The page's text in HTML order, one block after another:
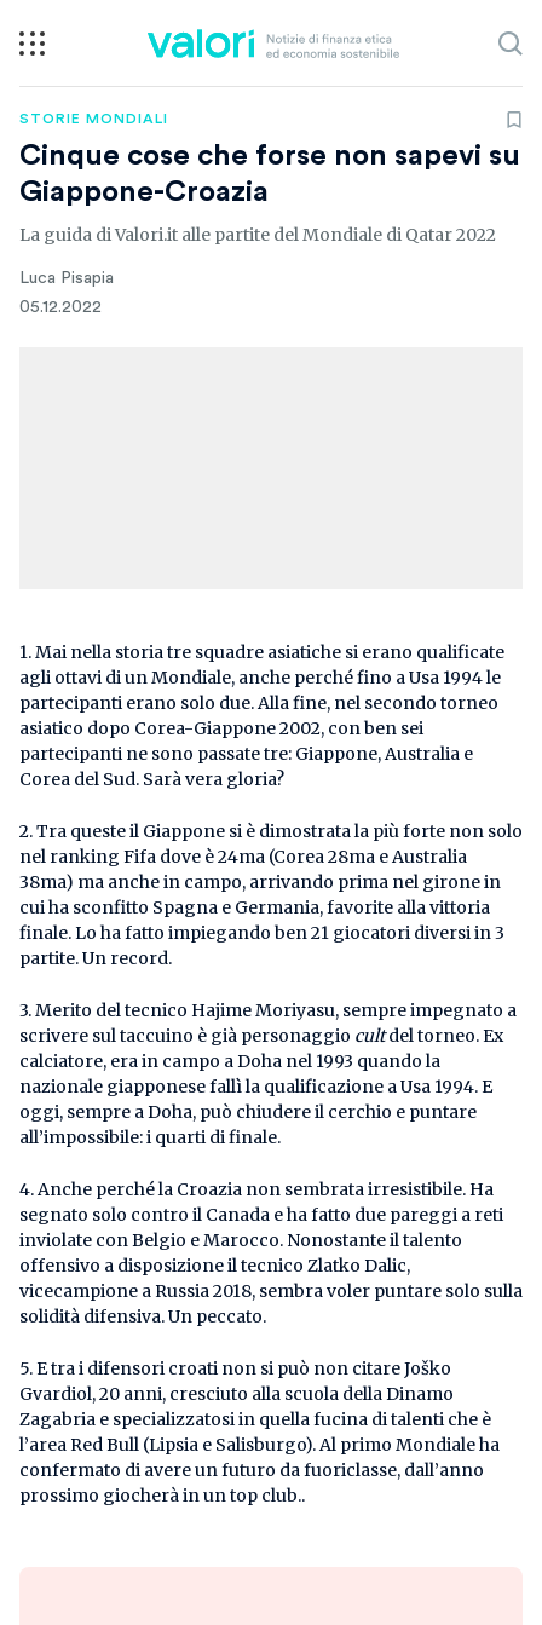
STORIE MONDIALI
Cinque cose che forse non sapevi su
Giappone-Croazia
La guida di Valori.it alle partite del Mondiale di Qatar 2022
Luca Pisapia
05.12.2022
1. Mai nella storia tre squadre asiatiche si erano qualificate
agli ottavi di un Mondiale, anche perché fino a Usa 1994 le
partecipanti erano solo due. Alla fine, nel secondo torneo
asiatico dopo Corea-Giappone 2002, con ben sei
partecipanti ne sono passate tre: Giappone, Australia e
Corea del Sud. Sarà vera gloria?
2. Tra queste il Giappone si è dimostrata la più forte non solo
nel ranking Fifa dove è 24ma (Corea 28ma e Australia
38ma) ma anche in campo, arrivando prima nel girone in
cui ha sconfitto Spagna e Germania, favorite alla vittoria
finale. Lo ha fatto impiegando ben 21 giocatori diversi in 3
partite. Un record.
3. Merito del tecnico Hajime Moriyasu, sempre impegnato a
scrivere sul taccuino è già personaggio cultdel torneo. Ex
calciatore, era in campo a Doha nel 1993 quando la
nazionale giapponese fallì la qualificazione a Usa 1994. E
oggi, sempre a Doha, può chiudere il cerchio e puntare
all’impossibile: i quarti di finale.
4. Anche perché la Croazia non sembrata irresistibile. Ha
segnato solo contro il Canada e ha fatto due pareggi a reti
inviolate con Belgio e Marocco. Nonostante il talento
offensivo a disposizione il tecnico Zlatko Dalic,
vicecampione a Russia 2018, sembra voler puntare solo sulla
solidità difensiva. Un peccato.
5. E tra i difensori croati non si può non citare Joško
Gvardiol, 20 anni, cresciuto alla scuola della Dinamo
Zagabria e specializzatosi in quella fucina di talenti che è
l’area Red Bull (Lipsia e Salisburgo). Al primo Mondiale ha
confermato di avere un futuro da fuoriclasse, dall’anno
prossimo giocherà in un top club..